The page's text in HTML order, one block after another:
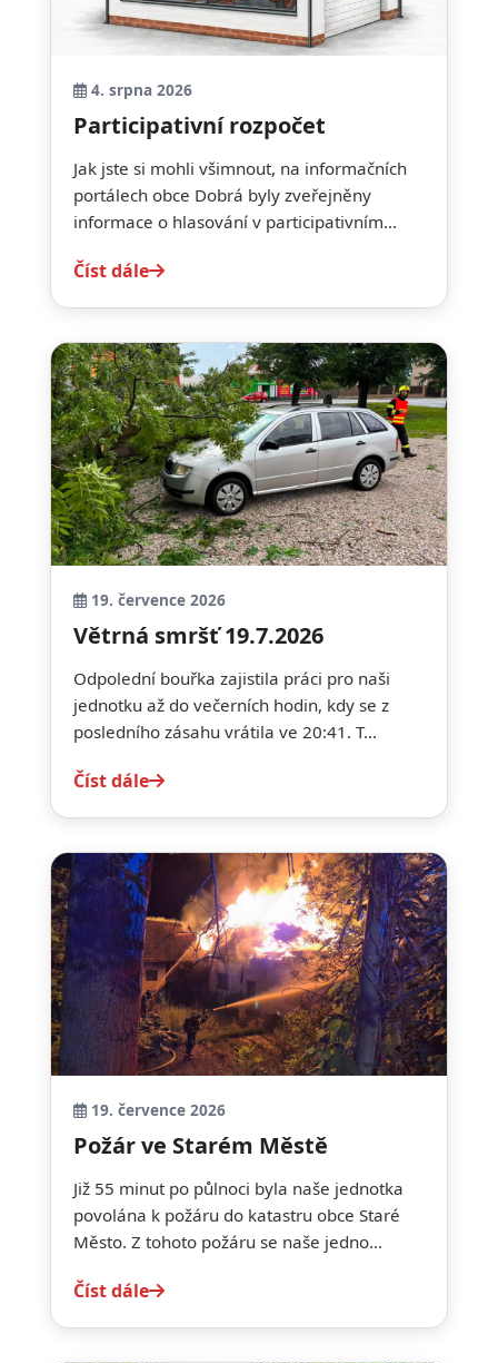
4. srpna 2026
Participativní rozpočet
Jak jste si mohli všimnout, na informačních
portálech obce Dobrá byly zveřejněny
informace o hlasování v participativním...
Číst dále
19. července 2026
Větrná smršť 19.7.2026
Odpolední bouřka zajistila práci pro naši
jednotku až do večerních hodin, kdy se z
posledního zásahu vrátila ve 20:41. T...
Číst dále
19. července 2026
Požár ve Starém Městě
Již 55 minut po půlnoci byla naše jednotka
povolána k požáru do katastru obce Staré
Město. Z tohoto požáru se naše jedno...
Číst dále